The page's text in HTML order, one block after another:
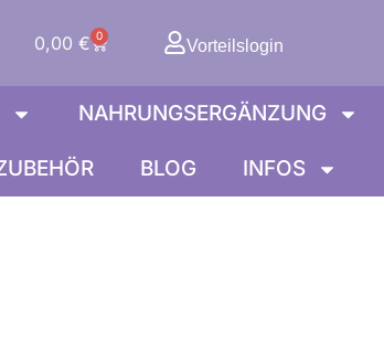
0,00 € 0
Warenkorb Vorteilslogin
NAHRUNGSERGÄNZUNG
BLOG INFOS